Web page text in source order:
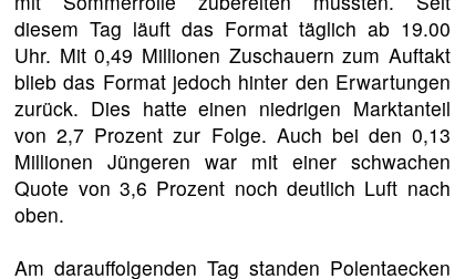
diesem Tag läuft das Format täglich ab 19.00
Uhr. Mit 0,49 Millionen Zuschauern zum Auftakt
blieb das Format jedoch hinter den Erwartungen
zurück. Dies hatte einen niedrigen Marktanteil
von 2,7 Prozent zur Folge. Auch bei den 0,13
Millionen Jüngeren war mit einer schwachen
Quote von 3,6 Prozent noch deutlich Luft nach
oben.
Am darauffolgenden Tag standen Polentaecken